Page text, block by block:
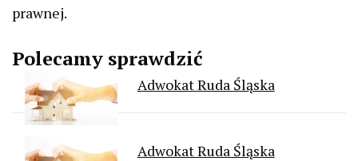
prawnej.
Polecamy sprawdzić
Adwokat Ruda Śląska
Adwokat Ruda Śląska